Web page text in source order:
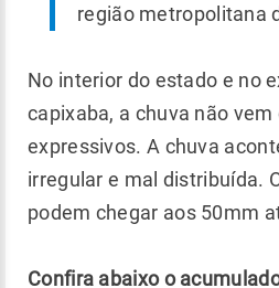
região metropolitana
No interior do estado e no
capixaba, a chuva não
expressivos. A chuva
irregular e mal distribuída.
podem chegar aos 50mm
Confira abaixo o